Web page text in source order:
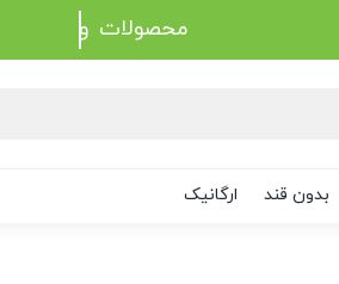
محصولات
بدون قند ارگانیک